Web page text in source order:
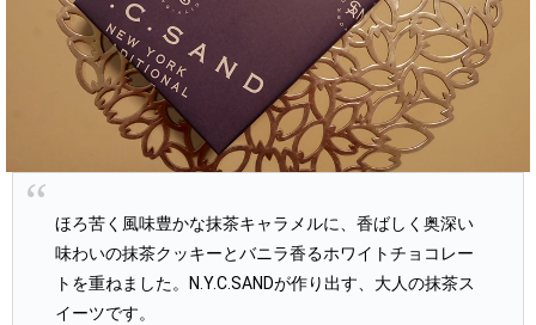
ほろ苦く風味豊かな抹茶キャラメルに、香ばしく奥深い
味わいの抹茶クッキーとバニラ香るホワイトチョコレー
トを重ねました。N.Y.C.SANDが作り出す、大人の抹茶ス
イーツです。